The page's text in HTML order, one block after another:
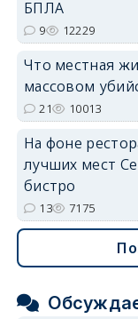
БПЛА
9 12229
Что местная
массовом
21 10013
На фоне
лучших мест
бистро
13 7175